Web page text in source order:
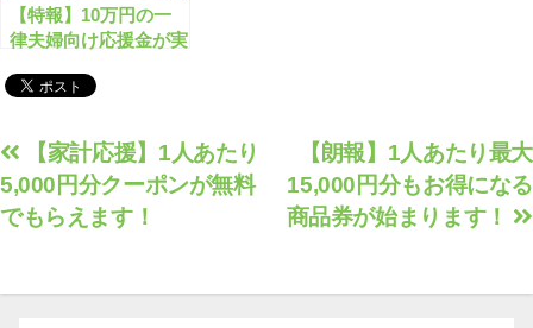
【特報】10万円の一
律夫婦向け応援金が実
投
稿
ナ
ゲ
【朗報】1人あたり最大
15,000円分もお得になる
商品券が始まります！
【家計応援】1人あたり
5,000円分クーポンが無料
でもらえます！